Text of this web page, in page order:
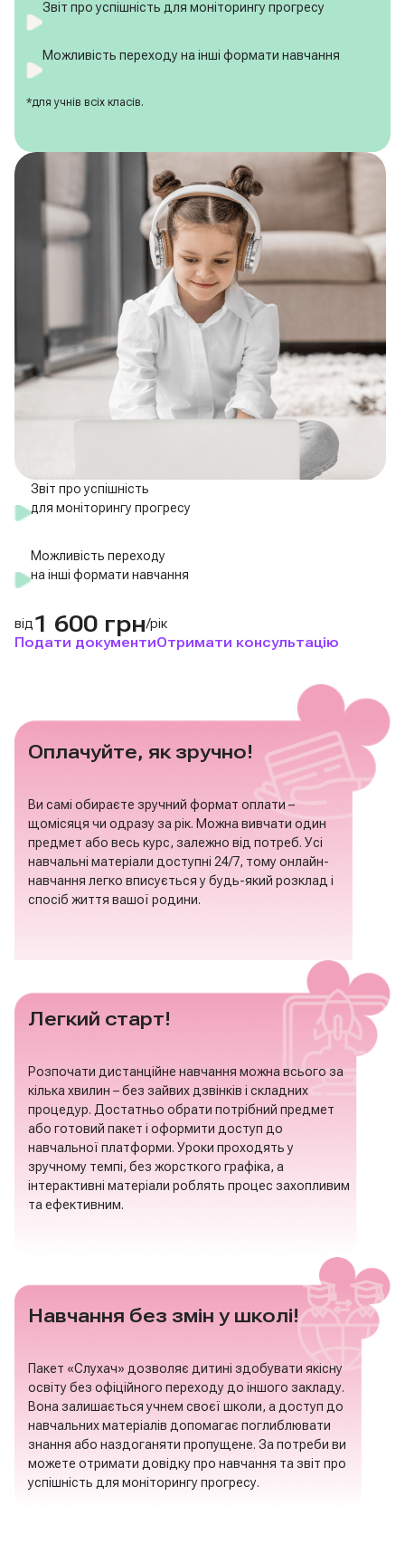
Звіт про успішність для моніторингу прогресу
Можливість переходу на інші формати навчання
*для учнів всіх класів.
Звіт про успішність
для моніторингу прогресу
Можливість переходу
на інші формати навчання
від 1 600 грн/рік
Подати документиОтримати консультацію
Оплачуйте, як зручно!
Ви самі обираєте зручний формат оплати –
щомісяця чи одразу за рік. Можна вивчати один
предмет або весь курс, залежно від потреб. Усі
навчальні матеріали доступні 24/7, тому онлайн-
навчання легко вписується у будь-який розклад і
спосіб життя вашої родини.
Легкий старт!
Розпочати дистанційне навчання можна всього за
кілька хвилин – без зайвих дзвінків і складних
процедур. Достатньо обрати потрібний предмет
або готовий пакет і оформити доступ до
навчальної платформи. Уроки проходять у
зручному темпі, без жорсткого графіка, а
інтерактивні матеріали роблять процес захопливим
та ефективним.
Навчання без змін у школі!
Пакет «Слухач» дозволяє дитині здобувати якісну
освіту без офіційного переходу до іншого закладу.
Вона залишається учнем своєї школи, а доступ до
навчальних матеріалів допомагає поглиблювати
знання або наздоганяти пропущене. За потреби ви
можете отримати довідку про навчання та звіт про
успішність для моніторингу прогресу.